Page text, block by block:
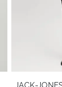
JACK-